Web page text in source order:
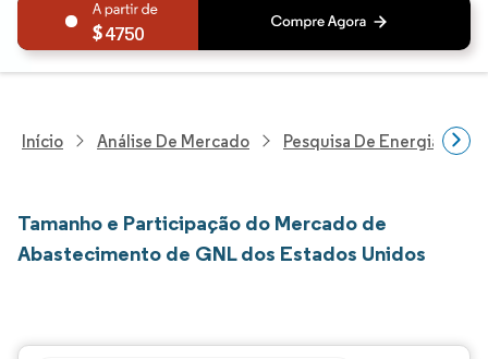
4750
Início Análise De Mercado Pesquisa De Energia E
Tamanho e Participação do Mercado de
Abastecimento de GNL dos Estados Unidos